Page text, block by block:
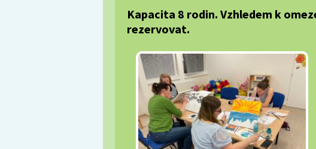
Kapacita 8 rodin. Vzhledem k
rezervovat.